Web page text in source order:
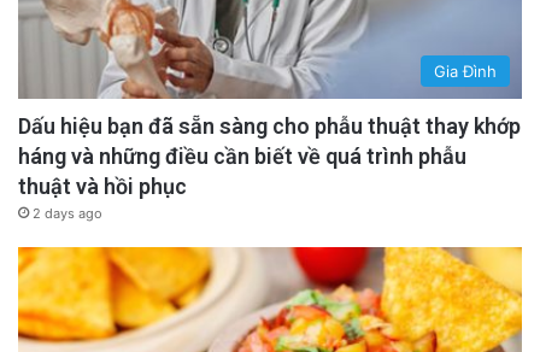
Gia Đình
Dấu hiệu bạn đã sẵn sàng cho phẫu thuật thay khớp
háng và những điều cần biết về quá trình phẫu
thuật và hồi phục
2 days ago